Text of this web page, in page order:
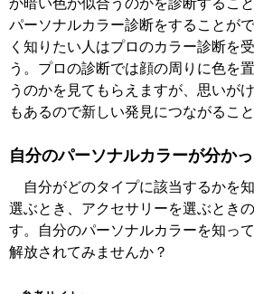
か暗い色が似合うのかを診断するこ
パーソナルカラー診断をすることが
く知りたい人はプロのカラー診断を
う。プロの診断では顔の周りに色を
うのかを見てもらえますが、思いが
もあるので新しい発見につながるこ
自分のパーソナルカラーが分か
自分がどのタイプに該当するかを
選ぶとき、アクセサリーを選ぶとき
す。自分のパーソナルカラーを知っ
解放されてみませんか？